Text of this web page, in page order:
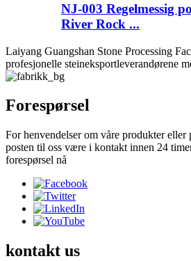
NJ-003 Regelmessig
River Rock ...
Laiyang Guangshan Stone Processing
profesjonelle steineksportleverandørene
Forespørsel
For henvendelser om våre produkter eller
posten til oss være i kontakt innen 24
forespørsel nå
kontakt us